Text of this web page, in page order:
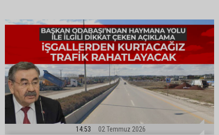
14:53 02 Temmuz 2026